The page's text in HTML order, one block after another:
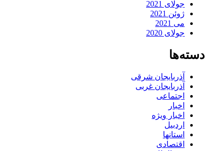
جولای 2021
ژوئن 2021
می 2021
جولای 2020
دسته‌ها
آذربایجان شرقی
آذربایجان غربی
اجتماعی
اخبار
اخبار ویژه
اردبیل
استانها
اقتصادی